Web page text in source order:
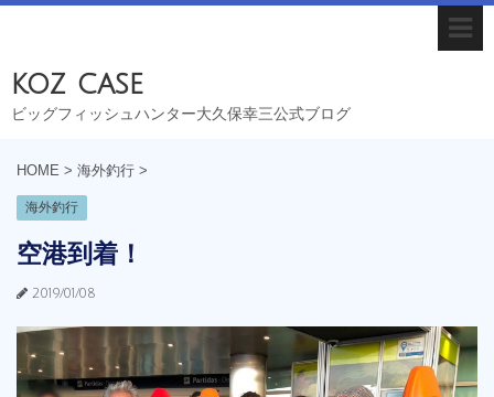
koz case
ビッグフィッシュハンター大久保幸三公式ブログ
HOME > 海外釣行 >
海外釣行
空港到着！
2019/01/08